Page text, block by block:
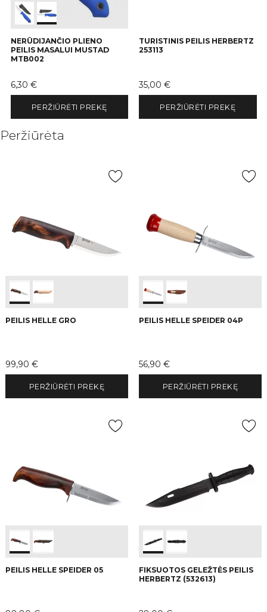
NERŪDIJANČIO PLIENO
PEILIS MASALUI MUSTAD
MTB002
Kaina
6,30 €
PERŽIŪRĖTI PREKĘ
TURISTINIS PEILIS HERBERTZ
253113
Kaina
35,00 €
PERŽIŪRĖTI PREKĘ
Peržiūrėta
PEILIS HELLE GRO
Kaina
99,90 €
PERŽIŪRĖTI PREKĘ
PEILIS HELLE SPEIDER 04P
Kaina
56,90 €
PERŽIŪRĖTI PREKĘ
PEILIS HELLE SPEIDER 05
FIKSUOTOS GELEŽTĖS PEILIS
HERBERTZ (532613)